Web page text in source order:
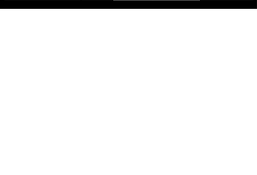
Pokaż więcej